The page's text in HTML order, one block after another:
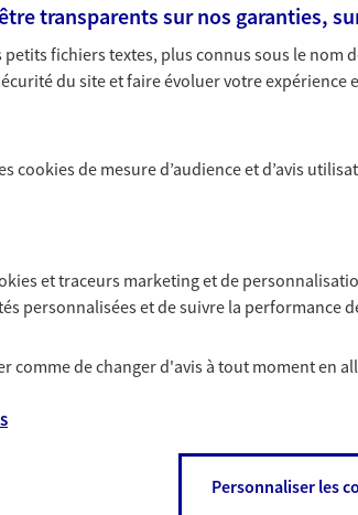
la durée et la
notre métier : dans
à vous
solutions.
votre
offres
PRO &
transparents sur nos garanties,
fichiers textes, plus connus sous le nom
du site et faire évoluer votre expérience
cookiesde mesure d’audience et d’avis
et traceurs marketing et de
personnalisées et de suivre la performance
comme de changer d'avis à tout moment en
Personnaliser les